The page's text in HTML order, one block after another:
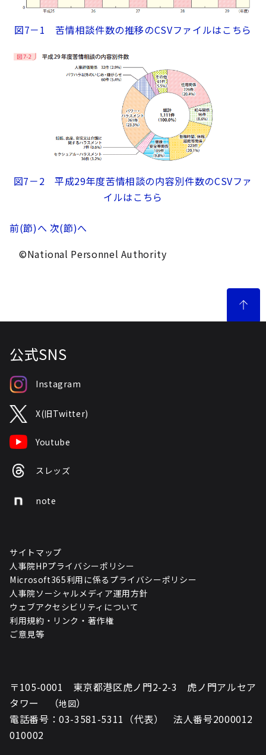
図7－1 苦情相談件数の推移のCSVファイルはこちら
図7－2 平成29年度苦情相談の内容別件数のCSVファ
イルはこちら
前(節)へ 次(節)へ
©National Personnel Authority
公式SNS
Instagram
X(旧Twitter)
Youtube
スレッズ
note
サイトマップ
人事院HPプライバシーポリシー
Microsoft365利用に係るプライバシーポリシー
人事院ソーシャルメディア運用方針
ウェブアクセシビリティについて
利用規約・リンク・著作権
ご意見等
〒105-0001 東京都港区虎ノ門2-2-3 虎ノ門アルセア
タワー （地図）
電話番号：03-3581-5311（代表） 法人番号2000012
010002